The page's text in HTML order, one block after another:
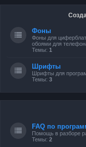
Фоны
Фоны для
обоями для
Темы: 1
Шрифты
Шрифты для
Темы: 3
FAQ по
Помощь в разборе
Темы: 2